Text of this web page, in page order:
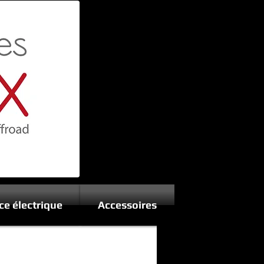
électrique Accessoires